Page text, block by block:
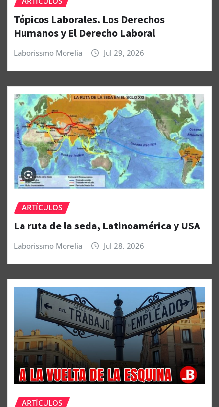
Tópicos Laborales. Los Derechos
Humanos y El Derecho Laboral
Laborissmo Morelia Jul 29, 2026
ARTÍCULOS
La ruta de la seda, Latinoamérica y USA
Laborissmo Morelia Jul 28, 2026
ARTÍCULOS